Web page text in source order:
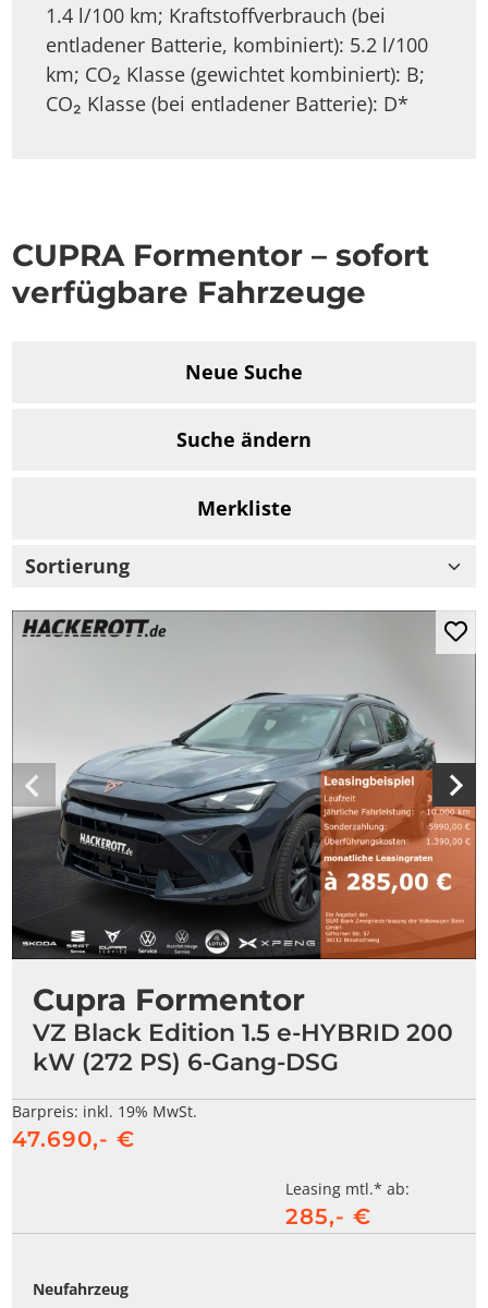
1.4 l/100 km; Kraftstoffverbrauch (bei
entladener Batterie, kombiniert): 5.2 l/100
km; CO₂ Klasse (gewichtet kombiniert): B;
CO₂ Klasse (bei entladener Batterie): D*
CUPRA Formentor – sofort
verfügbare Fahrzeuge
Neue Suche
Suche ändern
Merkliste
Sortierung
Cupra Formentor
VZ Black Edition 1.5 e-HYBRID 200
kW (272 PS) 6-Gang-DSG
Barpreis: inkl. 19% MwSt.
47.690,- €
Leasing mtl.* ab:
285,- €
Neufahrzeug